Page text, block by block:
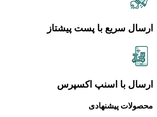
ارسال سریع با پست پیشتاز
ارسال با اسنپ اکسپرس
محصولات پیشنهادی